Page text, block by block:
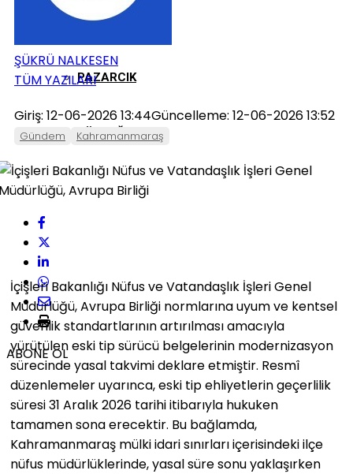
ONIKIŞUBAT
PAZARCIK
TÜRKOĞLU
ŞÜKRÜ NALKESEN
TÜM YAZILARI
Giriş: 12-06-2026 13:44Güncelleme: 12-06-2026 13:52
Gündem Kahramanmaraş
ABONE OL
İçişleri Bakanlığı Nüfus ve Vatandaşlık İşleri Genel
Müdürlüğü, Avrupa Birliği normlarına uyum ve kentsel
güvenlik standartlarının artırılması amacıyla
yürütülen eski tip sürücü belgelerinin modernizasyon
sürecinde yasal takvimi deklare etmiştir. Resmî
düzenlemeler uyarınca, eski tip ehliyetlerin geçerlilik
süresi 31 Aralık 2026 tarihi itibarıyla hukuken
tamamen sona erecektir. Bu bağlamda,
Kahramanmaraş mülki idari sınırları içerisindeki ilçe
nüfus müdürlüklerinde, yasal süre sonu yaklaşırken